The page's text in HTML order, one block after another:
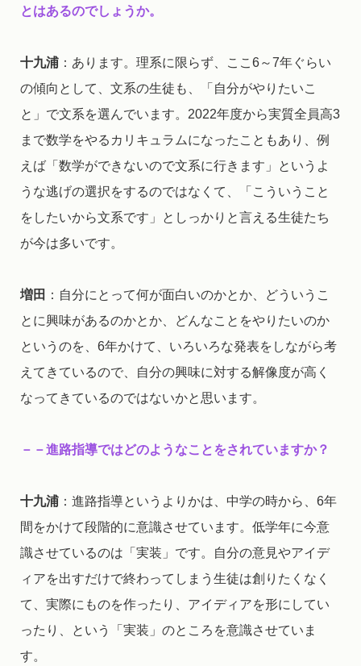
とはあるのでしょうか。
十九浦：あります。理系に限らず、ここ6～7年ぐらい
の傾向として、文系の生徒も、「自分がやりたいこ
と」で文系を選んでいます。2022年度から実質全員高3
まで数学をやるカリキュラムになったこともあり、例
えば「数学ができないので文系に行きます」というよ
うな逃げの選択をするのではなくて、「こういうこと
をしたいから文系です」としっかりと言える生徒たち
が今は多いです。
増田 ：自分にとって何が面白いのかとか、どういうこ
とに興味があるのかとか、どんなことをやりたいのか
というのを、6年かけて、いろいろな発表をしながら考
えてきているので、自分の興味に対する解像度が高く
なってきているのではないかと思います。
－－進路指導ではどのようなことをされていますか？
十九浦：進路指導というよりかは、中学の時から、6年
間をかけて段階的に意識させています。低学年に今意
識させているのは「実装」です。自分の意見やアイデ
ィアを出すだけで終わってしまう生徒は創りたくなく
て、実際にものを作ったり、アイディアを形にしてい
ったり、という「実装」のところを意識させていま
す。